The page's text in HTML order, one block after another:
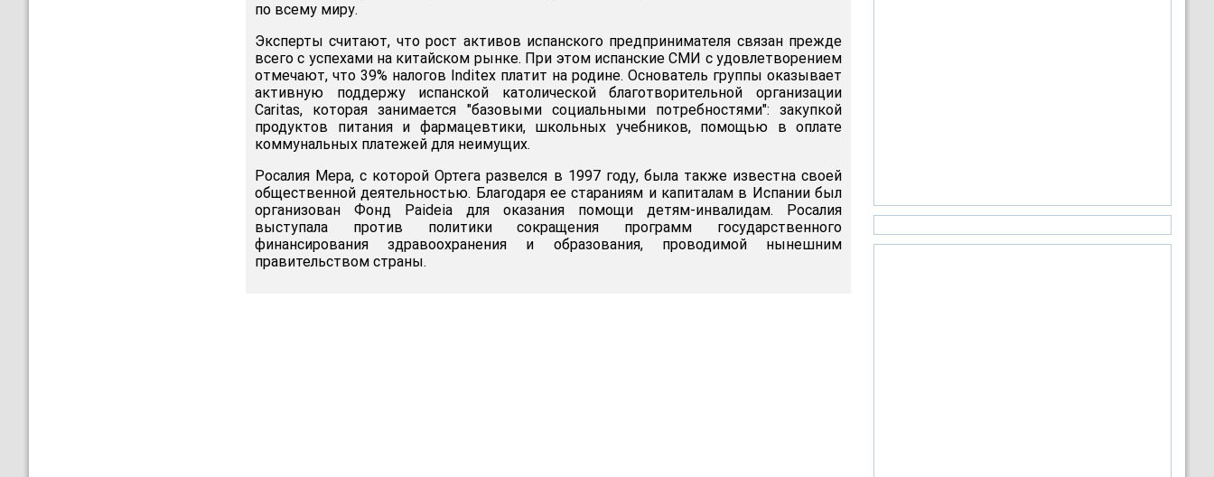
по всему миру.
Эксперты считают, что рост активов испанского предпринимателя связан прежде
всего с успехами на китайском рынке. При этом испанские СМИ с удовлетворением
отмечают, что 39% налогов Inditex платит на родине. Основатель группы оказывает
активную поддержу испанской католической благотворительной организации
Caritas, которая занимается "базовыми социальными потребностями": закупкой
продуктов питания и фармацевтики, школьных учебников, помощью в оплате
коммунальных платежей для неимущих.
Росалия Мера, с которой Ортега развелся в 1997 году, была также известна своей
общественной деятельностью. Благодаря ее стараниям и капиталам в Испании был
организован Фонд Paideia для оказания помощи детям-инвалидам. Росалия
выступала против политики сокращения программ государственного
финансирования здравоохранения и образования, проводимой нынешним
правительством страны.